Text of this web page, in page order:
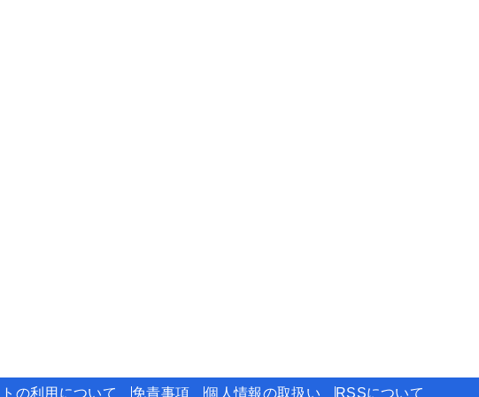
の利用について 免責事項 個人情報の取扱い RSSについて